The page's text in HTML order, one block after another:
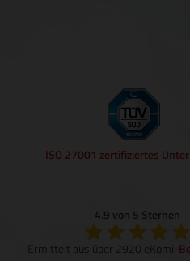
ISO 27001 zertifiziertes
4.9 von 5 Sternen
Ermittelt aus über 2920 eKomi-